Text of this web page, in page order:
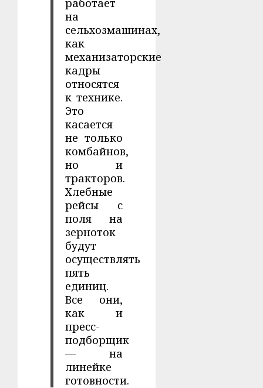
на
сельхозмашинах,
как
механизаторские
кадры
относятся
к технике.
Это
касается
не только
комбайнов,
но и
тракторов.
Хлебные
рейсы с
поля на
зерноток
будут
осуществлять
пять
единиц.
Все они,
как и
пресс-
подборщик
— на
линейке
готовности.